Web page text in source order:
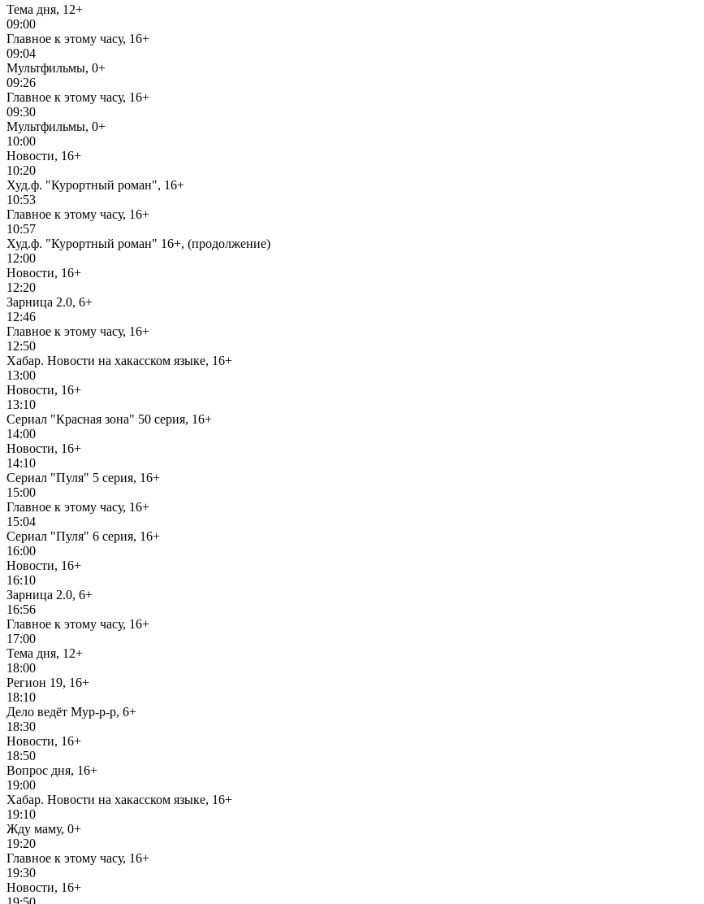
Тема дня, 12+
09:00
Главное к этому часу, 16+
09:04
Мультфильмы, 0+
09:26
Главное к этому часу, 16+
09:30
Мультфильмы, 0+
10:00
Новости, 16+
10:20
Худ.ф. "Курортный роман", 16+
10:53
Главное к этому часу, 16+
10:57
Худ.ф. "Курортный роман" 16+, (продолжение)
12:00
Новости, 16+
12:20
Зарница 2.0, 6+
12:46
Главное к этому часу, 16+
12:50
Хабар. Новости на хакасском языке, 16+
13:00
Новости, 16+
13:10
Сериал "Красная зона" 50 серия, 16+
14:00
Новости, 16+
14:10
Сериал "Пуля" 5 серия, 16+
15:00
Главное к этому часу, 16+
15:04
Сериал "Пуля" 6 серия, 16+
16:00
Новости, 16+
16:10
Зарница 2.0, 6+
16:56
Главное к этому часу, 16+
17:00
Тема дня, 12+
18:00
Регион 19, 16+
18:10
Дело ведёт Мур-р-р, 6+
18:30
Новости, 16+
18:50
Вопрос дня, 16+
19:00
Хабар. Новости на хакасском языке, 16+
19:10
Жду маму, 0+
19:20
Главное к этому часу, 16+
19:30
Новости, 16+